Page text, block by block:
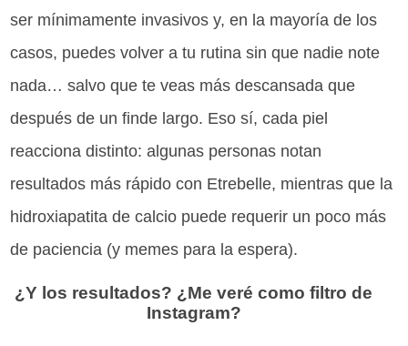
ser mínimamente invasivos y, en la mayoría de los
casos, puedes volver a tu rutina sin que nadie note
nada… salvo que te veas más descansada que
después de un finde largo. Eso sí, cada piel
reacciona distinto: algunas personas notan
resultados más rápido con Etrebelle, mientras que la
hidroxiapatita de calcio puede requerir un poco más
de paciencia (y memes para la espera).
¿Y los resultados? ¿Me veré como filtro de
Instagram?